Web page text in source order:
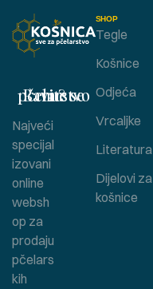
SHOP
Tegle
Košnice
Odjeća
Vrcaljke
Literatura
Dijelovi za
košnice
Bavite se pčelarstvom ?
Najveći
specijal
izovani
online
websh
op za
prodaju
pčelars
kih